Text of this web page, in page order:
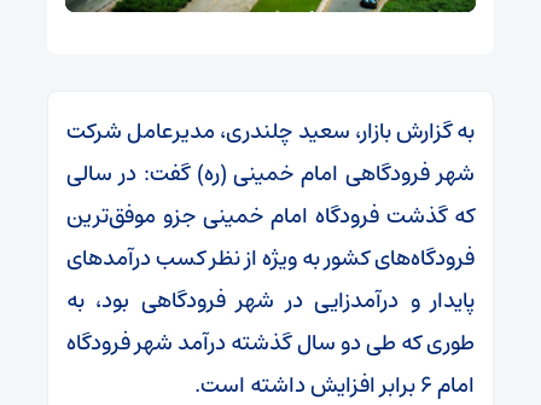
به گزارش بازار، سعید چلندری، مدیرعامل شرکت
شهر فرودگاهی امام خمینی (ره) گفت: در سالی
که گذشت فرودگاه امام خمینی جزو موفق‌ترین
فرودگاه‌های کشور به ویژه از نظر کسب درآمدهای
پایدار و درآمدزایی در شهر فرودگاهی بود، به
طوری که طی دو سال گذشته درآمد شهر فرودگاه
امام ۶ برابر افزایش داشته است.